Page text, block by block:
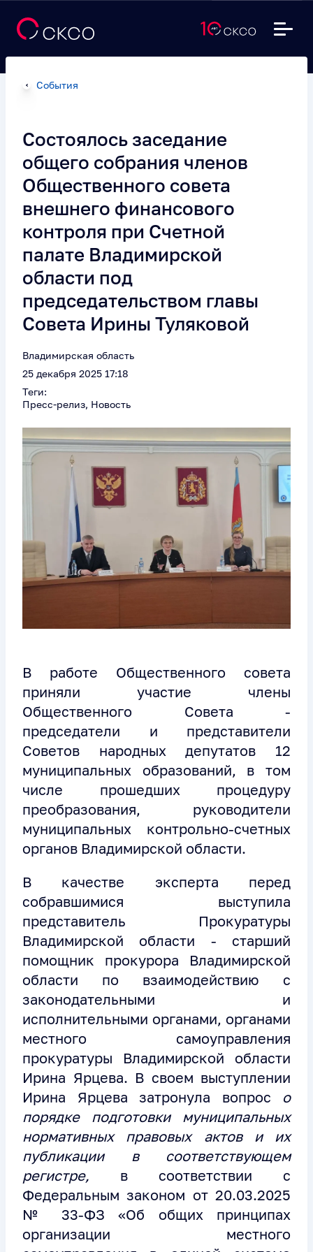
События
Состоялось заседание
общего собрания членов
Общественного совета
внешнего финансового
контроля при Счетной
палате Владимирской
области под
председательством главы
Совета Ирины Туляковой
Владимирская область
25 декабря 2025 17:18
Теги:
Пресс-релиз, Новость
В работе Общественного совета
приняли участие члены
Общественного Совета -
председатели и представители
Советов народных депутатов 12
муниципальных образований, в том
числе прошедших процедуру
преобразования, руководители
муниципальных контрольно-счетных
органов Владимирской области.
В качестве эксперта перед
собравшимися выступила
представитель Прокуратуры
Владимирской области - старший
помощник прокурора Владимирской
области по взаимодействию с
законодательными и
исполнительными органами, органами
местного самоуправления
прокуратуры Владимирской области
Ирина Ярцева. В своем выступлении
Ирина Ярцева затронула вопрос о
порядке подготовки муниципальных
нормативных правовых актов и их
публикации в соответствующем
регистре, в соответствии с
Федеральным законом от 20.03.2025
№ 33-ФЗ «Об общих принципах
организации местного